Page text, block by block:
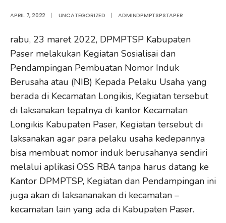
APRIL 7, 2022 | UNCATEGORIZED | ADMINDPMPTSPSTAPER
rabu, 23 maret 2022, DPMPTSP Kabupaten
Paser melakukan Kegiatan Sosialisai dan
Pendampingan Pembuatan Nomor Induk
Berusaha atau (NIB) Kepada Pelaku Usaha yang
berada di Kecamatan Longikis, Kegiatan tersebut
di laksanakan tepatnya di kantor Kecamatan
Longikis Kabupaten Paser, Kegiatan tersebut di
laksanakan agar para pelaku usaha kedepannya
bisa membuat nomor induk berusahanya sendiri
melalui aplikasi OSS RBA tanpa harus datang ke
Kantor DPMPTSP, Kegiatan dan Pendampingan ini
juga akan di laksananakan di kecamatan –
kecamatan lain yang ada di Kabupaten Paser.